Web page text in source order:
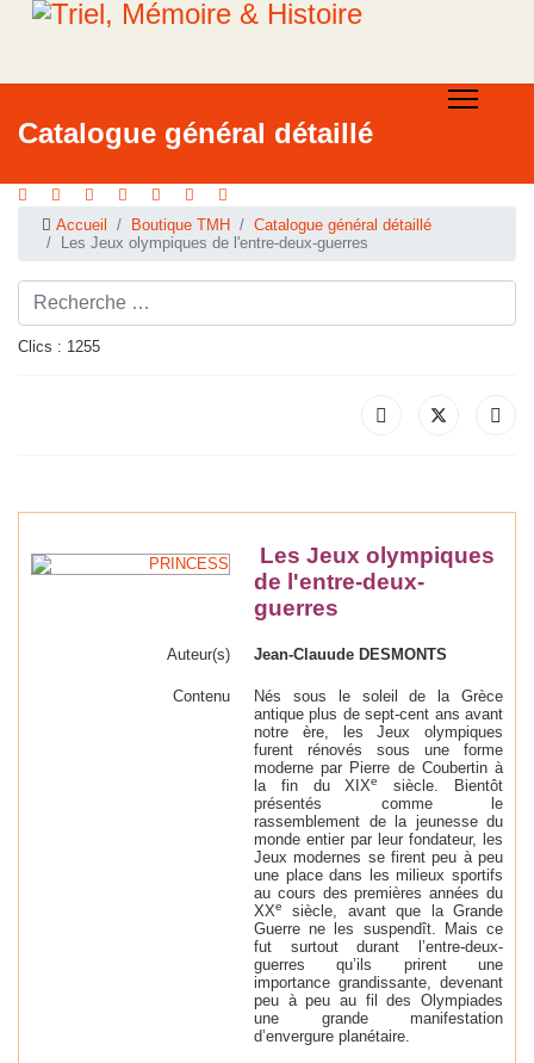
Catalogue général détaillé
Accueil Boutique TMH
Catalogue général détaillé
Les Jeux olympiques de l'entre-deux-guerres
Rechercher ...
Clics : 1255
Les Jeux olympiques
de l'entre-deux-
guerres
Auteur(s) Jean-Clauude DESMONTS
Contenu
Nés sous le soleil de la Grèce
antique plus de sept-cent ans avant
notre ère, les Jeux olympiques
furent rénovés sous une forme
moderne par Pierre de Coubertin à
la fin du XIXe
siècle. Bientôt
présentés comme le
rassemblement de la jeunesse du
monde entier par leur fondateur, les
Jeux modernes se firent peu à peu
une place dans les milieux sportifs
au cours des premières années du
XXe
siècle, avant que la Grande
Guerre ne les suspendît. Mais ce
fut surtout durant l’entre-deux-
guerres qu’ils prirent une
importance grandissante, devenant
peu à peu au fil des Olympiades
une grande manifestation
d’envergure planétaire.